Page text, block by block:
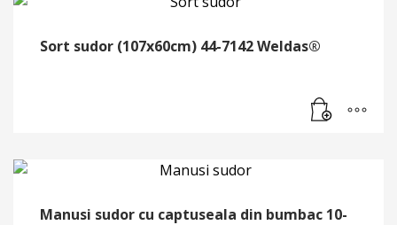
Sort sudor (107x60cm) 44-7142 Weldas®
Manusi sudor cu captuseala din bumbac 10-